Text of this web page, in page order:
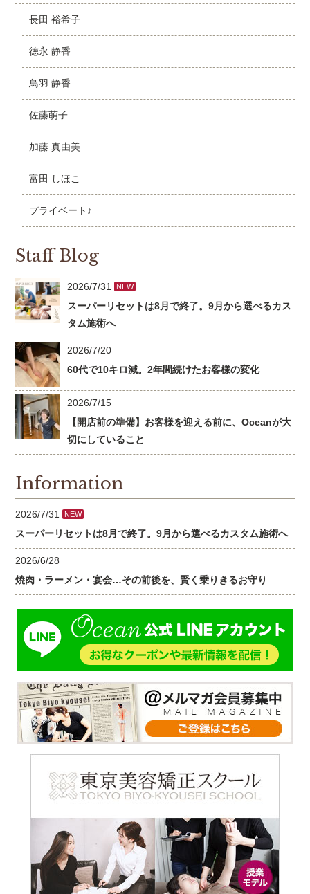
長田 裕希子
徳永 静香
鳥羽 静香
佐藤萌子
加藤 真由美
富田 しほこ
プライベート♪
Staff Blog
2026/7/31 NEW
スーパーリセットは8月で終了。9月から選べるカス
タム施術へ
2026/7/20
60代で10キロ減。2年間続けたお客様の変化
2026/7/15
【開店前の準備】お客様を迎える前に、Oceanが大
切にしていること
Information
2026/7/31 NEW
スーパーリセットは8月で終了。9月から選べるカスタム施術へ
2026/6/28
焼肉・ラーメン・宴会…その前後を、賢く乗りきるお守り